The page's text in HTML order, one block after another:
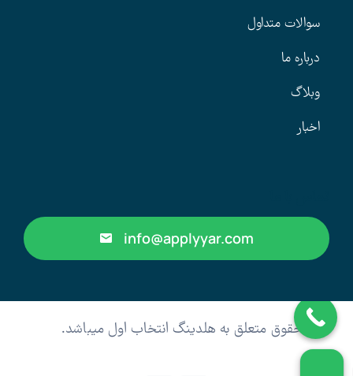
سوالات متداول
درباره ما
وبلاگ
اخبار
info@applyyar.com
کلیه حقوق متعلق به هلدینگ انتخاب اول میباشد.